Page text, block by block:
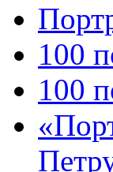
100
100